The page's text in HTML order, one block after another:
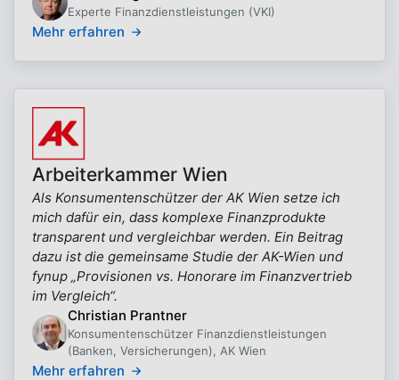
Experte Finanzdienstleistungen (VKI)
Mehr erfahren
Arbeiterkammer Wien
Als Konsumentenschützer der AK Wien setze ich
mich dafür ein, dass komplexe Finanzprodukte
transparent und vergleichbar werden. Ein Beitrag
dazu ist die gemeinsame Studie der AK-Wien und
fynup „Provisionen vs. Honorare im Finanzvertrieb
im Vergleich“.
Christian Prantner
Konsumentenschützer Finanzdienstleistungen
(Banken, Versicherungen), AK Wien
Mehr erfahren